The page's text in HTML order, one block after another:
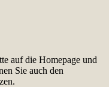
auf die Homepage und
Sie auch den